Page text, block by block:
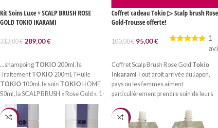
Kit Soins Luxe + SCALP BRUSH ROSE
GOLD TOKIO IKARAMI
313,00€ 289,00€
...shampoing TOKIO 200ml, le
Traitement TOKIO 200ml, l’Huile
TOKIO 100ml, le soin TOKIO HOME
50ml, la SCALP BRUSH « Rose Gold ». 1-
Le SHAMPOING
TOKIOest formulé à
base de...
Coffret cadeau Tokio ▷ Scalp brush Rose
Gold-Trousse offerte!
100,00€ 95,00€
1
Coffret Scalp Brush Rose Gold Tokio
Inkarami Tout droit arrivée du Japon,
pays ou les femmes aiment
particulièrement prendre soin de leurs
les principaux...
-10% -6%